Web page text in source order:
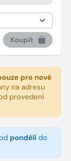
Koupit
pro nové
na adresu
provedení
pondělí do